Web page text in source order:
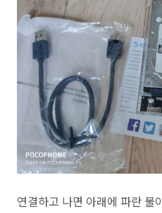
연결하고 나면 아래에 파란 불